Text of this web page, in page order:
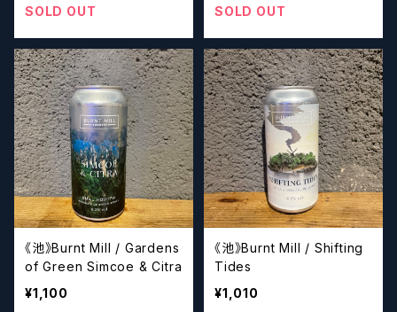
SOLD OUT
SOLD OUT
《池》Burnt Mill / Gardens
of Green Simcoe & Citra
¥1,100
《池》Burnt Mill / Shifting
Tides
¥1,010